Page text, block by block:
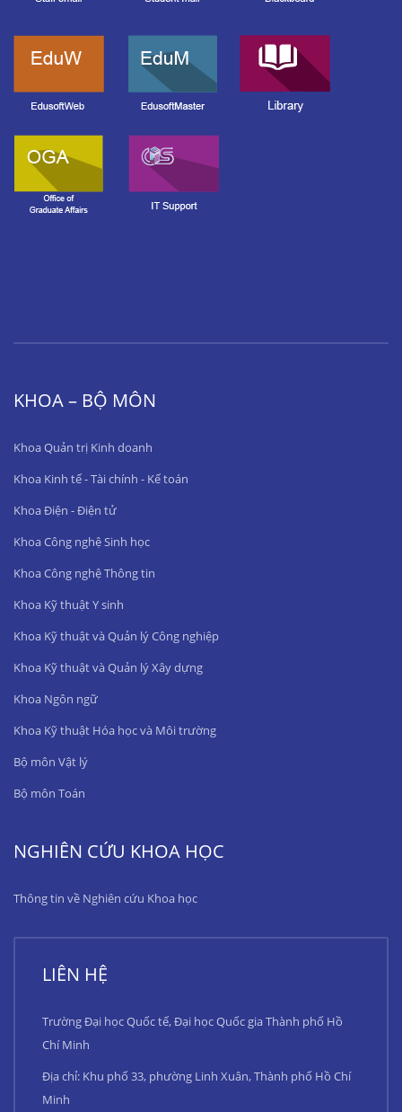
KHOA – BỘ MÔN
Khoa Quản trị Kinh doanh
Khoa Kinh tế - Tài chính - Kế toán
Khoa Điện - Điện tử
Khoa Công nghệ Sinh học
Khoa Công nghệ Thông tin
Khoa Kỹ thuật Y sinh
Khoa Kỹ thuật và Quản lý Công nghiệp
Khoa Kỹ thuật và Quản lý Xây dựng
Khoa Ngôn ngữ
Khoa Kỹ thuật Hóa học và Môi trường
Bộ môn Vật lý
Bộ môn Toán
NGHIÊN CỨU KHOA HỌC
Thông tin về Nghiên cứu Khoa học
LIÊN HỆ
Trường Đại học Quốc tế, Đại học Quốc gia Thành phố Hồ
Chí Minh
Địa chỉ: Khu phố 33, phường Linh Xuân, Thành phố Hồ Chí
Minh